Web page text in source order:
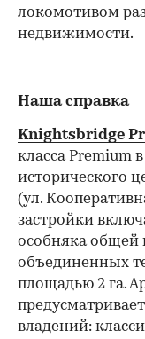
локомотивом
недвижимости.
Наша справка
Knightsbridge
класса Premium
исторического
(ул.
застройки
особняка общей
объединенных
площадью 2 га.
владений: